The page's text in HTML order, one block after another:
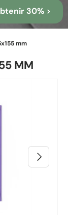
30% >
mm
MM
Suivant